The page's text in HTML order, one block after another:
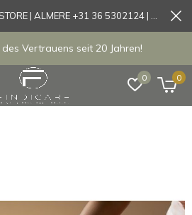
0 0
Vertrauens seit 20 Jahren!